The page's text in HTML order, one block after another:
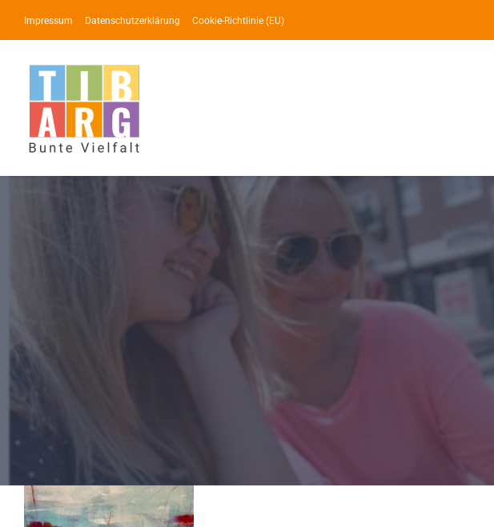
Inhalt
springen
Impressum Datenschutzerklärung Cookie-Richtlinie (EU)